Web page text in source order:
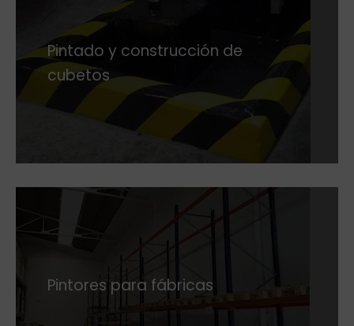
Pintado y construcción de
cubetos
Pintores para fábricas